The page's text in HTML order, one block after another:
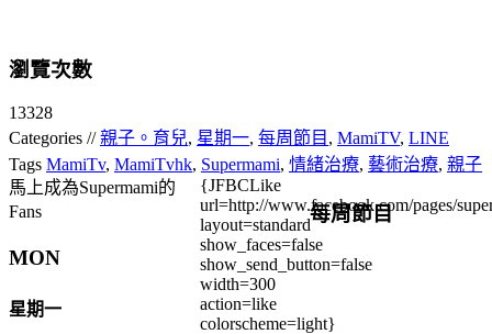
瀏覽次數
13328
Categories //親子。育兒, 星期一, 每周節目 , MamiTV, LINE
Tags MamiTv, MamiTvhk, Supermami, 情緒治療, 藝術治療, 親子
馬上成為Supermami的
Fans
{JFBCLike
url=http://www.facebook.com/pages/
layout=standard
show_faces=false
show_send_button=false
width=300
action=like
colorscheme=light}
每周節目
MON
星期一